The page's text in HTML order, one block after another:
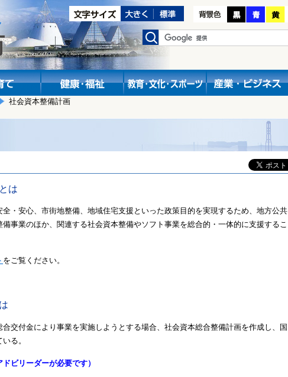
社会資本整備計画
は
・安心、市街地整備、地域住宅支援といった政策目的を実現するため、地方公共
事業のほか、関連する社会資本整備やソフト事業を総合的・一体的に支援するこ
をご覧ください。
交付金により事業を実施しようとする場合、社会資本総合整備計画を作成し、国
る。
ビリーダーが必要です）